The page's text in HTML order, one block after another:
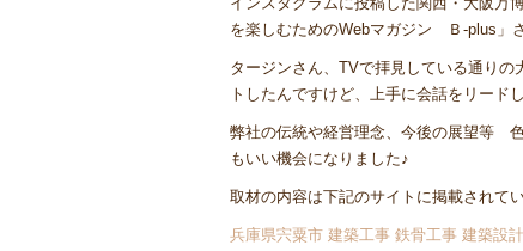
を楽しむためのWebマガジン Ｂ-plus」
タージンさん、TVで拝見している通り
トしたんですけど、上手に会話をリード
弊社の伝統や経営理念、今後の展望等
もいい機会になりました♪
取材の内容は下記のサイトに掲載されて
兵庫県宍粟市 建築工事 鉄骨工事 建築設